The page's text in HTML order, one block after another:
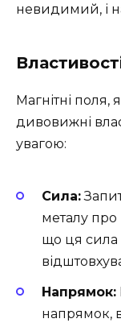
невидимий, і
Магнітні поля,
дивовижні
увагою:
Сила:
металу про
що ця сила
Напрямок:
напрямок,